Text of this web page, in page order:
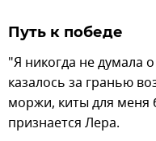
Путь к победе
"Я никогда не думала
казалось за гранью
моржи, киты для меня
признается Лера.